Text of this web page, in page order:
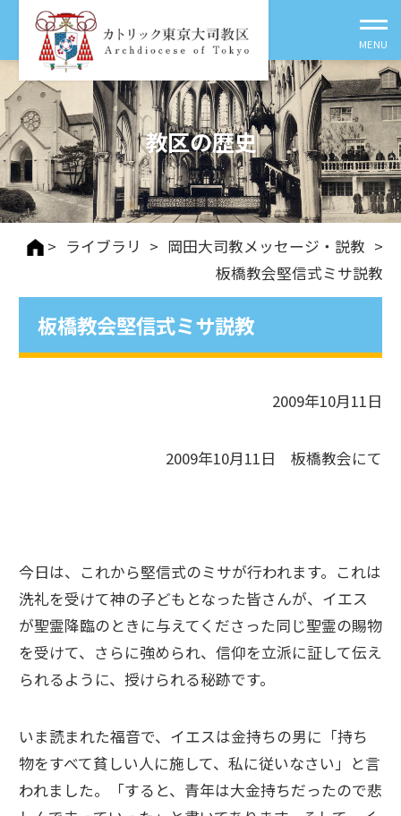
教区の歴史
> ライブラリ > 岡田大司教メッセージ・説教 >
板橋教会堅信式ミサ説教
板橋教会堅信式ミサ説教
2009年10月11日
2009年10月11日 板橋教会にて
今日は、これから堅信式のミサが行われます。これは
洗礼を受けて神の子どもとなった皆さんが、イエス
が聖霊降臨のときに与えてくださった同じ聖霊の賜物
を受けて、さらに強められ、信仰を立派に証して伝え
られるように、授けられる秘跡です。
いま読まれた福音で、イエスは金持ちの男に「持ち
物をすべて貧しい人に施して、私に従いなさい」と言
われました。「すると、青年は大金持ちだったので悲